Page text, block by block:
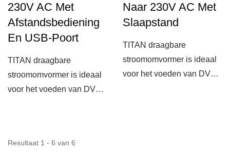
230V AC Met
Afstandsbediening
En USB-Poort
TITAN draagbare
stroomomvormer is ideaal
voor het voeden van DVD-
Naar 230V AC Met
Slaapstand
TITAN draagbare
stroomomvormer is ideaal
voor het voeden van DVD-
Resultaat 1 - 6 van 6